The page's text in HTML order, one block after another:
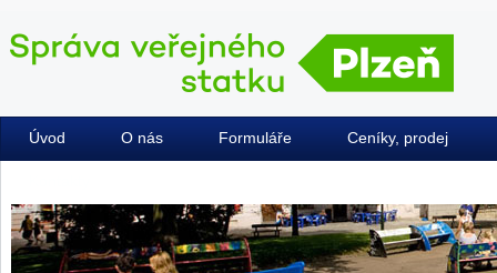
Úvod O nás Formuláře Ceníky, prodej